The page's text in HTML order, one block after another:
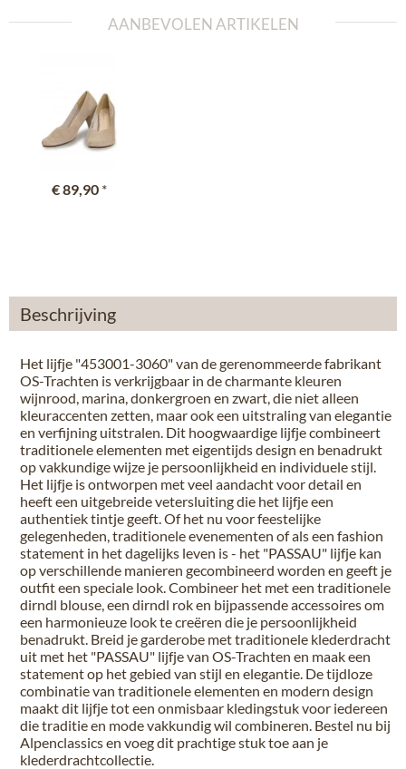
AANBEVOLEN ARTIKELEN
€ 89,90 *
Beschrijving
Het lijfje "453001-3060" van de gerenommeerde fabrikant
OS-Trachten is verkrijgbaar in de charmante kleuren
wijnrood, marina, donkergroen en zwart, die niet alleen
kleuraccenten zetten, maar ook een uitstraling van elegantie
en verfijning uitstralen. Dit hoogwaardige lijfje combineert
traditionele elementen met eigentijds design en benadrukt
op vakkundige wijze je persoonlijkheid en individuele stijl.
Het lijfje is ontworpen met veel aandacht voor detail en
heeft een uitgebreide vetersluiting die het lijfje een
authentiek tintje geeft. Of het nu voor feestelijke
gelegenheden, traditionele evenementen of als een fashion
statement in het dagelijks leven is - het "PASSAU" lijfje kan
op verschillende manieren gecombineerd worden en geeft je
outfit een speciale look. Combineer het met een traditionele
dirndl blouse, een dirndl rok en bijpassende accessoires om
een harmonieuze look te creëren die je persoonlijkheid
benadrukt. Breid je garderobe met traditionele klederdracht
uit met het "PASSAU" lijfje van OS-Trachten en maak een
statement op het gebied van stijl en elegantie. De tijdloze
combinatie van traditionele elementen en modern design
maakt dit lijfje tot een onmisbaar kledingstuk voor iedereen
die traditie en mode vakkundig wil combineren. Bestel nu bij
Alpenclassics en voeg dit prachtige stuk toe aan je
klederdrachtcollectie.